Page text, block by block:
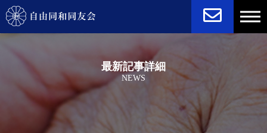
最新記事詳細
NEWS
STATUTE